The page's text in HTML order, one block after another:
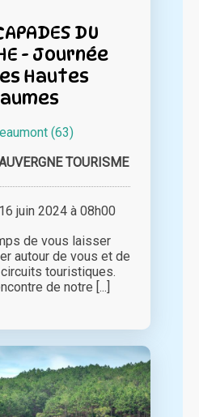
DU
- Journée
Hautes
(63)
TOURISME
juin 2024 à 08h00
de vous laisser
autour de vous et de
touristiques.
de notre [...]